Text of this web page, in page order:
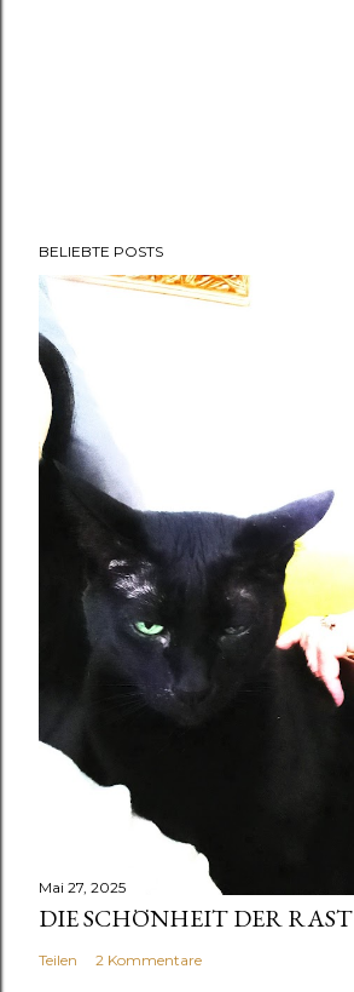
BELIEBTE POSTS
Mai 27, 2025
DIE SCHÖNHEIT DER RAST
Teilen 2 Kommentare